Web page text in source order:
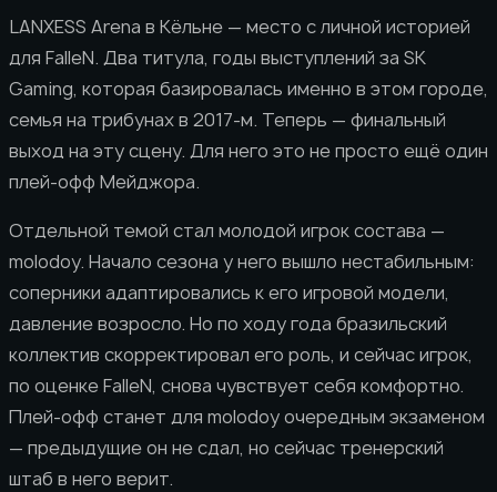
LANXESS Arena в Кёльне — место с личной историей
для FalleN. Два титула, годы выступлений за SK
Gaming, которая базировалась именно в этом городе,
семья на трибунах в 2017-м. Теперь — финальный
выход на эту сцену. Для него это не просто ещё один
плей-офф Мейджора.
Отдельной темой стал молодой игрок состава —
molodoy. Начало сезона у него вышло нестабильным:
соперники адаптировались к его игровой модели,
давление возросло. Но по ходу года бразильский
коллектив скорректировал его роль, и сейчас игрок,
по оценке FalleN, снова чувствует себя комфортно.
Плей-офф станет для molodoy очередным экзаменом
— предыдущие он не сдал, но сейчас тренерский
штаб в него верит.